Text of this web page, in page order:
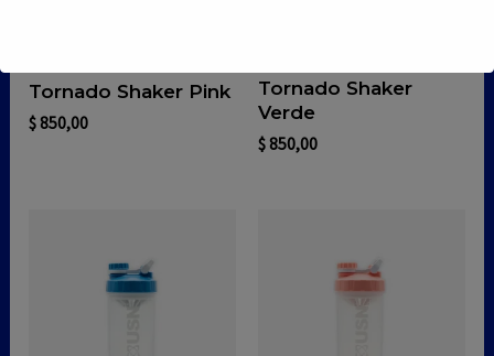
Tornado Shaker Pink
$850,00
Tornado Shaker
Verde
$850,00